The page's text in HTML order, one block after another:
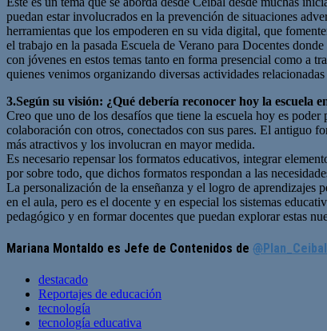
puedan estar involucrados en la prevención de situaciones
herramientas que los empoderen en su vida digital, que
el trabajo en la pasada Escuela de Verano para Docentes
con jóvenes en estos temas tanto en forma presencial como a
quienes venimos organizando diversas actividades
3.Según su visión: ¿Qué debería reconocer hoy la escuela
Creo que uno de los desafíos que tiene la escuela hoy es
colaboración con otros, conectados con sus pares. El antiguo
más atractivos y los involucran en mayor medida.
Es necesario repensar los formatos educativos, integrar
por sobre todo, que dichos formatos respondan a las
La personalización de la enseñanza y el logro de aprendizajes
en el aula, pero es el docente y en especial los sistemas
pedagógico y en formar docentes que puedan explorar estas
Mariana Montaldo es Jefe de Contenidos de @Plan_Ceibal
destacado
Reportajes de educación
tecnología
tecnología educativa